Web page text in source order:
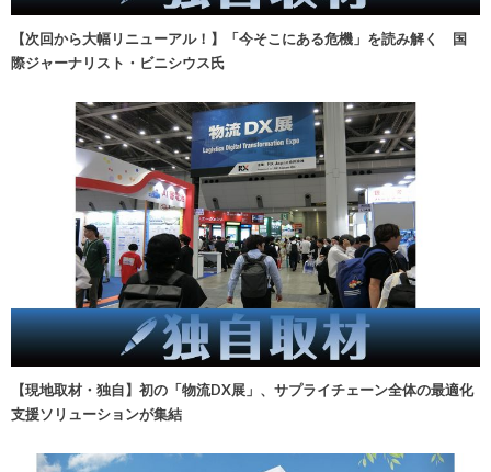
【次回から大幅リニューアル！】「今そこにある危機」を読み解く 国
際ジャーナリスト・ビニシウス氏
【現地取材・独自】初の「物流DX展」、サプライチェーン全体の最適化
支援ソリューションが集結